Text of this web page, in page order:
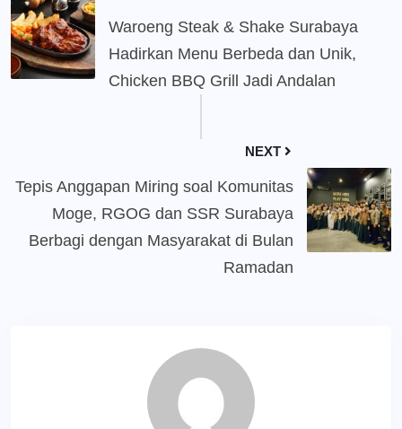
Waroeng Steak & Shake Surabaya
Hadirkan Menu Berbeda dan Unik,
Chicken BBQ Grill Jadi Andalan
NEXT
Tepis Anggapan Miring soal Komunitas
Moge, RGOG dan SSR Surabaya
Berbagi dengan Masyarakat di Bulan
Ramadan